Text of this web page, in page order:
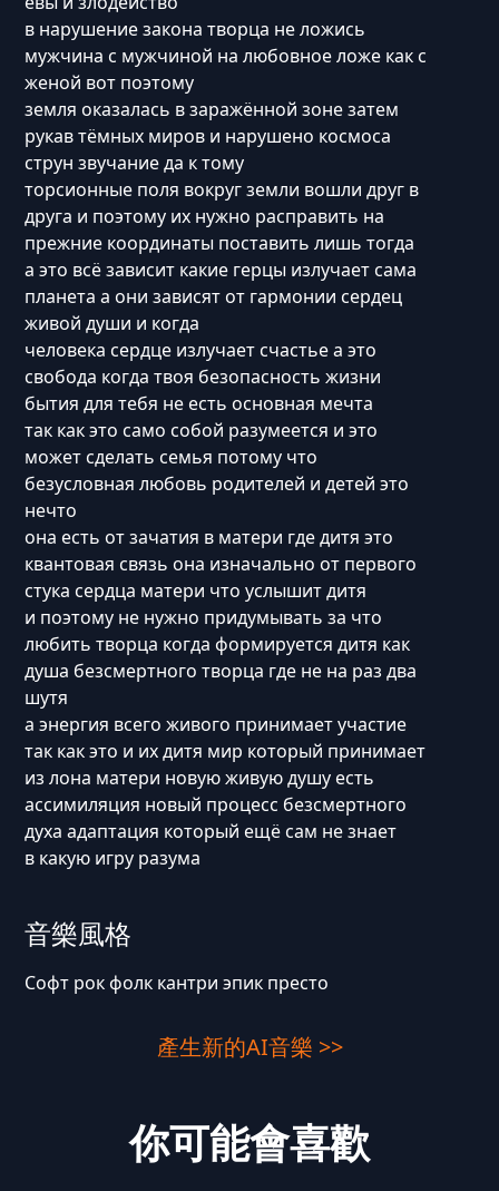
в нарушение закона творца не ложись
мужчина с мужчиной на любовное ложе как с
женой вот поэтому
земля оказалась в заражённой зоне затем
рукав тёмных миров и нарушено космоса
струн звучание да к тому
торсионные поля вокруг земли вошли друг в
друга и поэтому их нужно расправить на
прежние координаты поставить лишь тогда
а это всё зависит какие герцы излучает сама
планета а они зависят от гармонии сердец
живой души и когда
человека сердце излучает счастье а это
свобода когда твоя безопасность жизни
бытия для тебя не есть основная мечта
так как это само собой разумеется и это
может сделать семья потому что
безусловная любовь родителей и детей это
нечто
она есть от зачатия в матери где дитя это
квантовая связь она изначально от первого
стука сердца матери что услышит дитя
и поэтому не нужно придумывать за что
любить творца когда формируется дитя как
душа безсмертного творца где не на раз два
шутя
а энергия всего живого принимает участие
так как это и их дитя мир который принимает
из лона матери новую живую душу есть
ассимиляция новый процесс безсмертного
духа адаптация который ещё сам не знает
в какую игру разума
音樂風格
Софт рок фолк кантри эпик престо
產生新的AI音樂 >>
你可能會喜歡